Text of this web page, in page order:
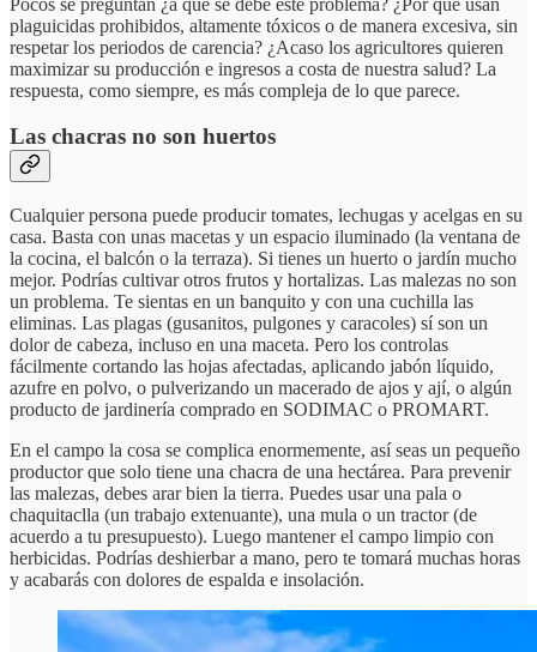
plaguicidas prohibidos, altamente tóxicos o de manera excesiva, sin
respetar los periodos de carencia? ¿Acaso los agricultores quieren
maximizar su producción e ingresos a costa de nuestra salud? La
respuesta, como siempre, es más compleja de lo que parece.
Las chacras no son huertos
Cualquier persona puede producir tomates, lechugas y acelgas en su
casa. Basta con unas macetas y un espacio iluminado (la ventana de
la cocina, el balcón o la terraza). Si tienes un huerto o jardín mucho
mejor. Podrías cultivar otros frutos y hortalizas. Las malezas no son
un problema. Te sientas en un banquito y con una cuchilla las
eliminas. Las plagas (gusanitos, pulgones y caracoles) sí son un
dolor de cabeza, incluso en una maceta. Pero los controlas
fácilmente cortando las hojas afectadas, aplicando jabón líquido,
azufre en polvo, o pulverizando un macerado de ajos y ají, o algún
producto de jardinería comprado en SODIMAC o PROMART.
En el campo la cosa se complica enormemente, así seas un pequeño
productor que solo tiene una chacra de una hectárea. Para prevenir
las malezas, debes arar bien la tierra. Puedes usar una pala o
chaquitaclla (un trabajo extenuante), una mula o un tractor (de
acuerdo a tu presupuesto). Luego mantener el campo limpio con
herbicidas. Podrías deshierbar a mano, pero te tomará muchas horas
y acabarás con dolores de espalda e insolación.